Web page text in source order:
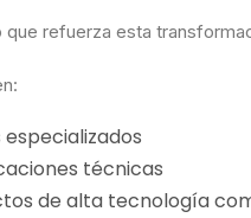
que refuerza esta
especializados
técnicas
de alta tecnología